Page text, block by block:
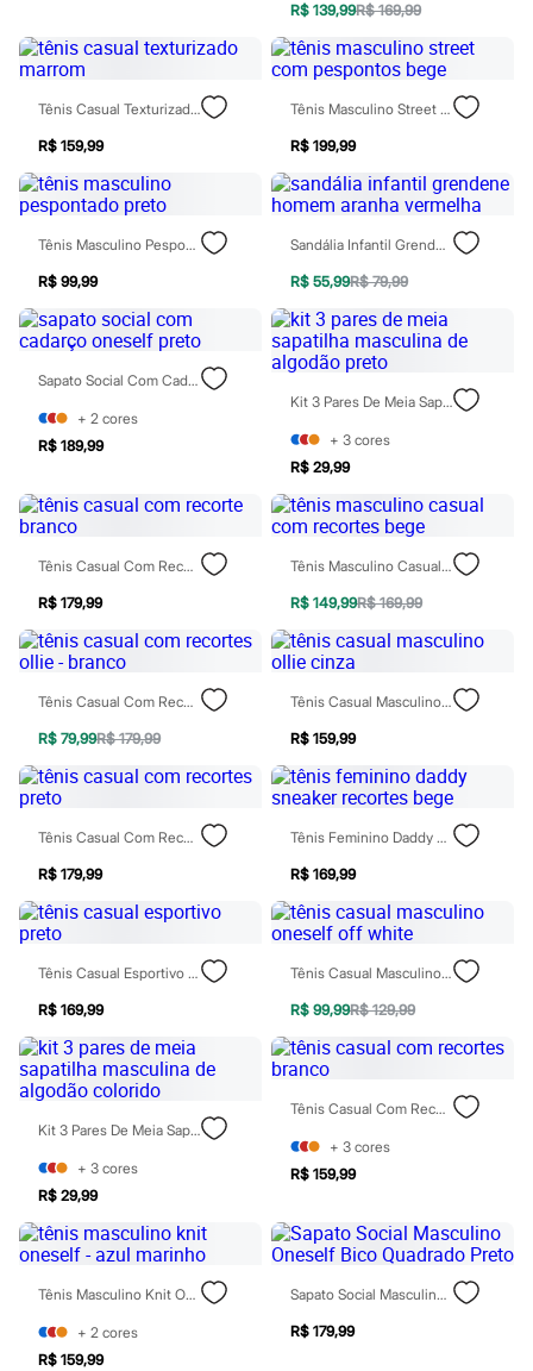
Meias
Pijamas
Sutiãs e Tops
Moda praia
Biquínis
Maiôs
Personagens
Plus size
Calças
Casacos e Jaquetas
Jeans
Moda esportiva
Shorts e Saias
Vestidos
Masculino
Dia dos Pais
Inverno
Bermudas
Camisas
Camisetas e Regatas
Casacos e Jaquetas
Jeans
Polos
Acessórios
Bolsas e Mochilas
Chapéus e Bonés
Carteiras
Óculos
Relógios
Calçados
Botas
Chinelos
Sapatos
Tênis
Moda esportiva
Bermudas
Camisetas
Calças
Calçados
Regatas
Moda íntima
Cuecas
Meias
Moda praia
Personagens
Blusas e Camisetas
Calças
Casacos e Jaquetas
Jeans
Moda esportiva
Shorts e Bermudas
R$ 139,99R$ 169,99
Tênis Casual Texturizado Marrom
R$ 159,99
Tênis Masculino Street Com Pespontos Bege
R$ 199,99
Tênis Masculino Pespontado Preto
R$ 99,99
Sandália Infantil Grendene Homem Aranha Vermelha
R$ 55,99R$ 79,99
Sapato Social Com Cadarço Oneself Preto
+ 2 cores
R$ 189,99
Kit 3 Pares De Meia Sapatilha Masculina De Algodão Preto
+ 3 cores
R$ 29,99
Tênis Casual Com Recorte Branco
R$ 179,99
Tênis Masculino Casual Com Recortes Bege
R$ 149,99R$ 169,99
Tênis Casual Com Recortes Ollie - Branco
R$ 79,99R$ 179,99
Tênis Casual Masculino Ollie Cinza
R$ 159,99
Tênis Casual Com Recortes Preto
R$ 179,99
Tênis Feminino Daddy Sneaker Recortes Bege
R$ 169,99
Tênis Casual Esportivo Preto
R$ 169,99
Tênis Casual Masculino Oneself Off White
R$ 99,99R$ 129,99
Kit 3 Pares De Meia Sapatilha Masculina De Algodão Colorido
+ 3 cores
R$ 29,99
Tênis Casual Com Recortes Branco
+ 3 cores
R$ 159,99
Tênis Masculino Knit Oneself - Azul Marinho
+ 2 cores
R$ 159,99
Sapato Social Masculino Oneself Bico Quadrado Preto
R$ 179,99